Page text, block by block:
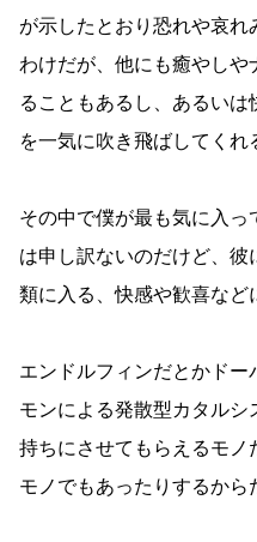
が示したとおり恐れや哀れ
わけだが、他にも癒やし
ることもあるし、あるい
を一気に吹き飛ばしてくれ
その中で僕が最も気に入っ
は申し訳ないのだけど、
類に入る、快感や歓喜など
エンドルフィンだとかド
モンによる発散型カタル
持ちにさせてもらえるモノ
モノでもあったりするから